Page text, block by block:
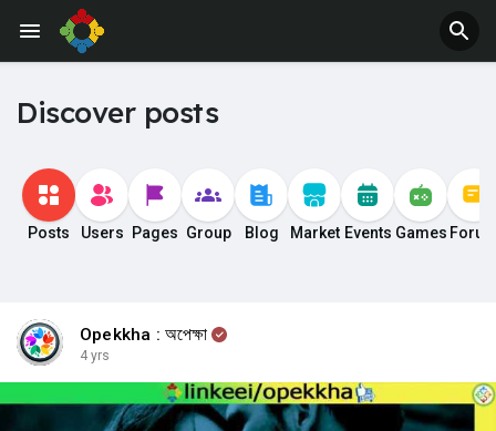
Discover posts
Posts Users Pages Group Blog Market Events Games
Opekkha : অপেক্ষা
4 yrs